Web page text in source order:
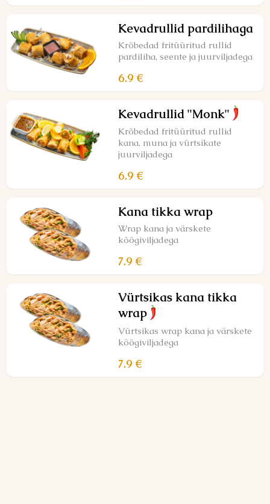
Kevadrullid pardilihaga
Krõbedad fritüüritud rullid
pardiliha, seente ja juurviljadega
6.9 €
Kevadrullid "Monk"
Krõbedad fritüüritud rullid
kana, muna ja vürtsikate
juurviljadega
6.9 €
Kana tikka wrap
Wrap kana ja värskete
köögiviljadega
7.9 €
Vürtsikas kana tikka
wrap
Vürtsikas wrap kana ja värskete
köögiviljadega
7.9 €